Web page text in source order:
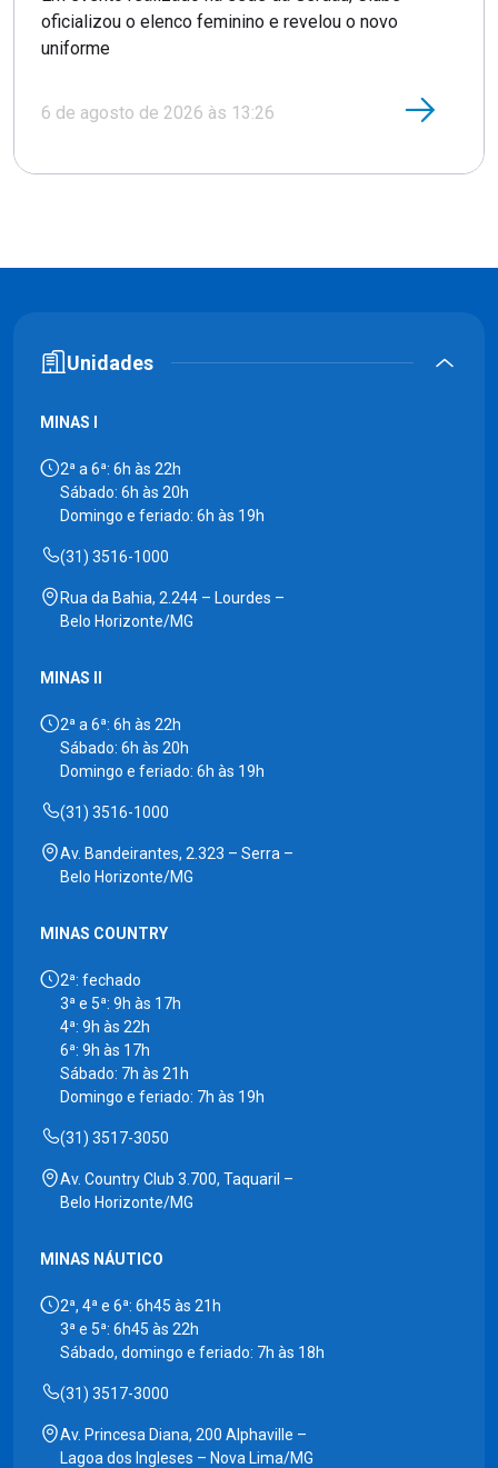
oficializou o elenco feminino e revelou o novo
uniforme
6 de agosto de 2026 às 13:26
Unidades
MINAS I
2ª a 6ª: 6h às 22h
Sábado: 6h às 20h
Domingo e feriado: 6h às 19h
(31) 3516-1000
Rua da Bahia, 2.244 – Lourdes –
Belo Horizonte/MG
MINAS II
2ª a 6ª: 6h às 22h
Sábado: 6h às 20h
Domingo e feriado: 6h às 19h
(31) 3516-1000
Av. Bandeirantes, 2.323 – Serra –
Belo Horizonte/MG
MINAS COUNTRY
2ª: fechado
3ª e 5ª: 9h às 17h
4ª: 9h às 22h
6ª: 9h às 17h
Sábado: 7h às 21h
Domingo e feriado: 7h às 19h
(31) 3517-3050
Av. Country Club 3.700, Taquaril –
Belo Horizonte/MG
MINAS NÁUTICO
2ª, 4ª e 6ª: 6h45 às 21h
3ª e 5ª: 6h45 às 22h
Sábado, domingo e feriado: 7h às 18h
(31) 3517-3000
Av. Princesa Diana, 200 Alphaville –
Lagoa dos Ingleses – Nova Lima/MG